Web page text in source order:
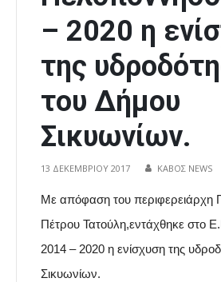
– 2020 η
της
του Δήμου
Σικυωνίων.
13 ΔΕΚΕΜΒΡΊΟΥ 2017 ΚΑΒΟΣ NEWS
Με απόφαση του περιφερειάρχη
Πέτρου Τατούλη,εντάχθηκε στο
2014 – 2020 η ενίσχυση της
Σικυωνίων.